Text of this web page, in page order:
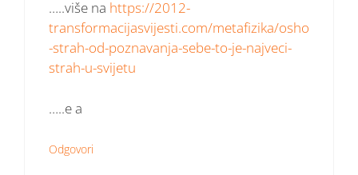
…..više na https://2012-
transformacijasvijesti.com/metafizika/osho
-strah-od-poznavanja-sebe-to-je-najveci-
strah-u-svijetu
…..e a
Odgovori